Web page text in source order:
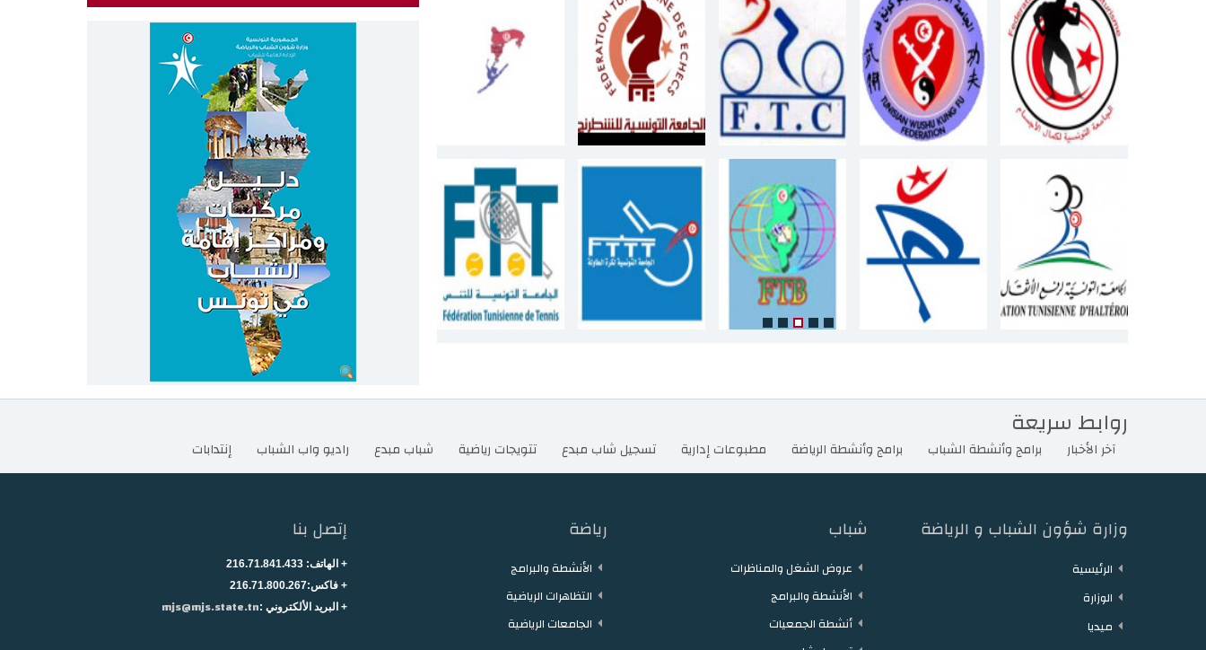
روابط سريعة
آخر الأخبار برامج وأنشطة الشباب برامج وأنشطة الرياضة مطبوعات إدارية تسجيل شاب مبدع تتويجات رياضية شباب مبدع راديو واب الشباب إنتدابات
وزارة شؤون الشباب و الرياضة
الرئيسية
الوزارة
ميديا
شباب
عروض الشغل والمناظرات
الأنشطة والبرامج
أنشطة الجمعيات
رياضة
الأنشطة والبرامج
التظاهرات الرياضية
الجامعات الرياضية
إتصل بنا
+ الهاتف: 216.71.841.433
+ فاكس:216.71.800.267
+ البريد الألكتروني :mjs@mjs.state.tn